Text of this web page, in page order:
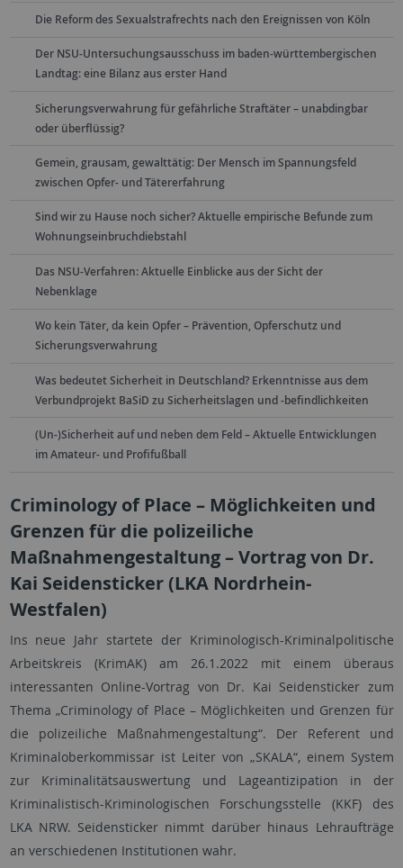
Die Reform des Sexualstrafrechts nach den Ereignissen von Köln
Der NSU-Untersuchungsausschuss im baden-württembergischen
Landtag: eine Bilanz aus erster Hand
Sicherungsverwahrung für gefährliche Straftäter – unabdingbar
oder überflüssig?
Gemein, grausam, gewalttätig: Der Mensch im Spannungsfeld
zwischen Opfer- und Tätererfahrung
Sind wir zu Hause noch sicher? Aktuelle empirische Befunde zum
Wohnungseinbruchdiebstahl
Das NSU-Verfahren: Aktuelle Einblicke aus der Sicht der
Nebenklage
Wo kein Täter, da kein Opfer – Prävention, Opferschutz und
Sicherungsverwahrung
Was bedeutet Sicherheit in Deutschland? Erkenntnisse aus dem
Verbundprojekt BaSiD zu Sicherheitslagen und -befindlichkeiten
(Un-)Sicherheit auf und neben dem Feld – Aktuelle Entwicklungen
im Amateur- und Profifußball
Criminology of Place – Möglichkeiten und
Grenzen für die polizeiliche
Maßnahmengestaltung – Vortrag von Dr.
Kai Seidensticker (LKA Nordrhein-
Westfalen)
Ins neue Jahr startete der Kriminologisch-Kriminalpolitische
Arbeitskreis (KrimAK) am 26.1.2022 mit einem überaus
interessanten Online-Vortrag von Dr. Kai Seidensticker zum
Thema „Criminology of Place – Möglichkeiten und Grenzen für
die polizeiliche Maßnahmengestaltung“. Der Referent und
Kriminaloberkommissar ist Leiter von „SKALA“, einem System
zur Kriminalitätsauswertung und Lageantizipation in der
Kriminalistisch-Kriminologischen Forschungsstelle (KKF) des
LKA NRW. Seidensticker nimmt darüber hinaus Lehraufträge
an verschiedenen Institutionen wahr.